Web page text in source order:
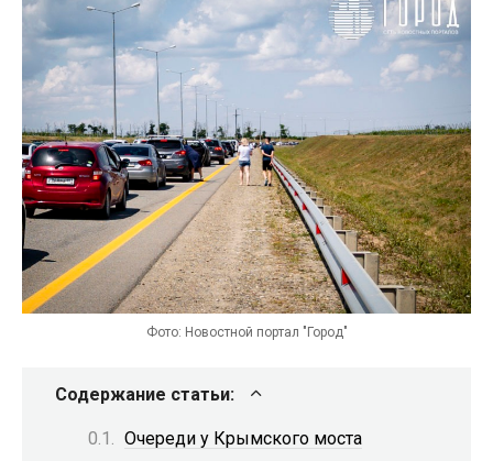
Фото: Новостной портал "Город"
Содержание статьи:
Очереди у Крымского моста